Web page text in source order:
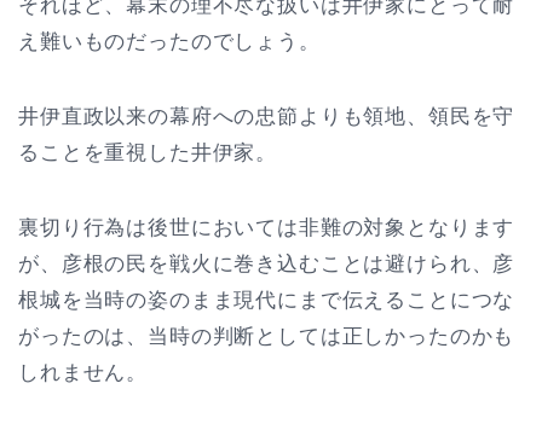
それほど、幕末の理不尽な扱いは井伊家にとって耐
え難いものだったのでしょう。
井伊直政以来の幕府への忠節よりも領地、領民を守
ることを重視した井伊家。
裏切り行為は後世においては非難の対象となります
が、彦根の民を戦火に巻き込むことは避けられ、彦
根城を当時の姿のまま現代にまで伝えることにつな
がったのは、当時の判断としては正しかったのかも
しれません。